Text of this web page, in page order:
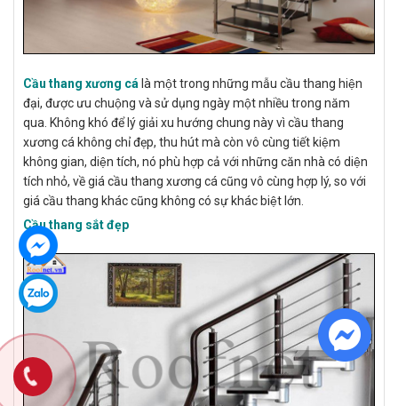
Cầu thang xương cá là một trong những mẫu cầu thang hiện
đại, được ưu chuộng và sử dụng ngày một nhiều trong năm
qua. Không khó để lý giải xu hướng chung này vì cầu thang
xương cá không chỉ đẹp, thu hút mà còn vô cùng tiết kiệm
không gian, diện tích, nó phù hợp cả với những căn nhà có diện
tích nhỏ, về giá cầu thang xương cá cũng vô cùng hợp lý, so với
giá cầu thang khác cũng không có sự khác biệt lớn.
Cầu thang sắt đẹp